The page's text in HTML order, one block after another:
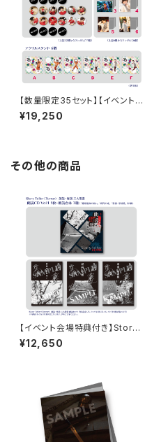
【数量限定35セット】【イベント
会場特典付き】小松昌平の盤・
番・絆! 第23回、第24回 グッズ
¥19,250
その他の商品
【イベント会場特典付き】Story
Teller（Terror） 朗読・怪談 第
3回 三大怨霊 朗読セット
¥12,650